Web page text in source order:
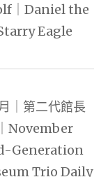
｜Daniel the
Eagle
｜第二代館長
November
Generation
Trio Daily